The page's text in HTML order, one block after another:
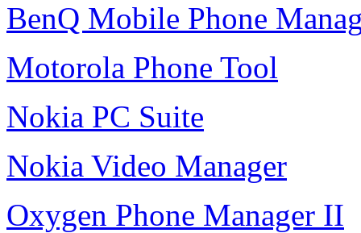
BenQ Mobile Phone
Motorola Phone Tool
Nokia PC Suite
Nokia Video Manager
Oxygen Phone Manager II